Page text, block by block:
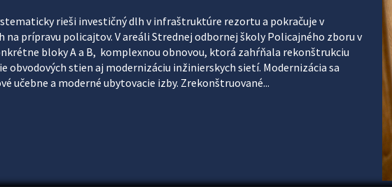
rieši investičný dlh v infraštruktúre rezortu a pokračuje v
prípravu policajtov. V areáli Strednej odbornej školy Policajného zboru v
bloky A a B, komplexnou obnovou, ktorá zahŕňala rekonštrukciu
obvodových stien aj modernizáciu inžinierskych sietí. Modernizácia sa
učebne a moderné ubytovacie izby. Zrekonštruované...